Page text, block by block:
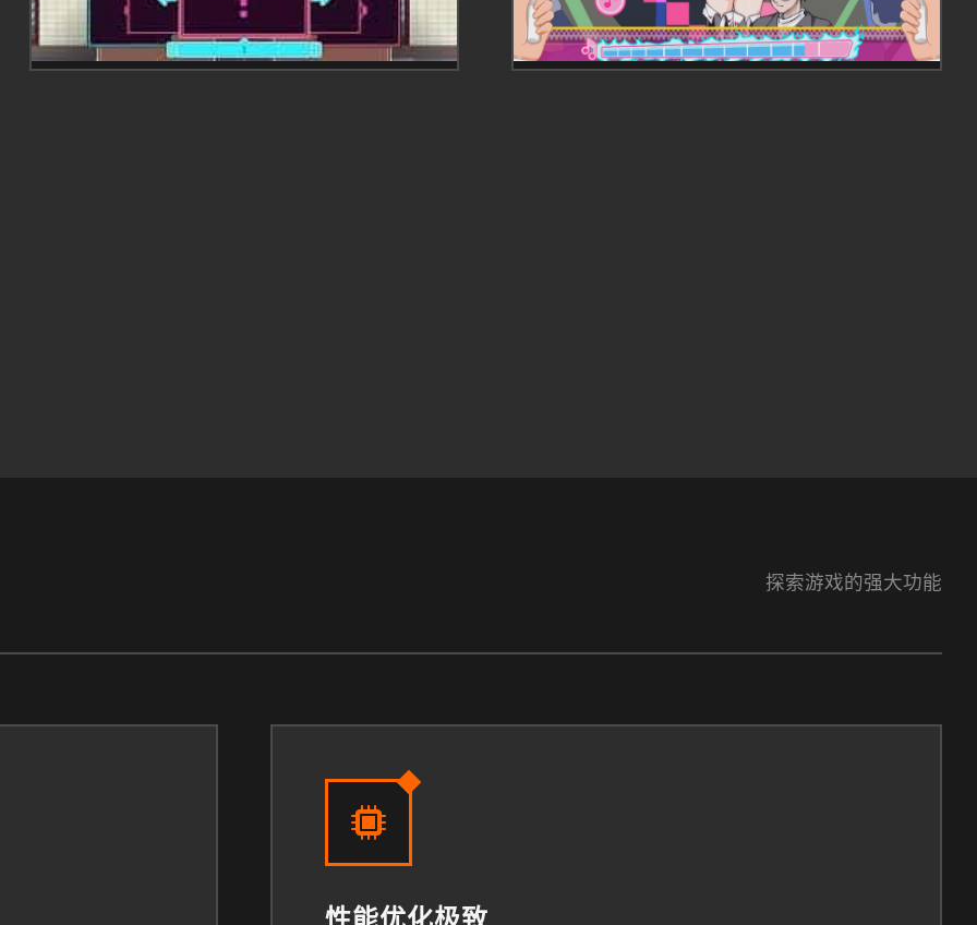
探索游戏的强大功能